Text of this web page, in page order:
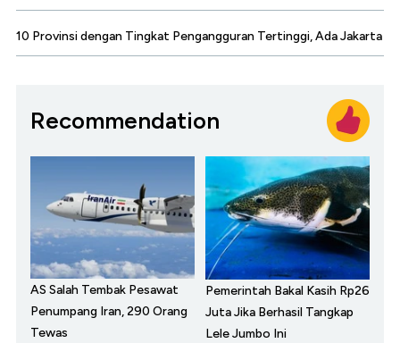
10 Provinsi dengan Tingkat Pengangguran Tertinggi, Ada Jakarta
Recommendation
AS Salah Tembak Pesawat
Penumpang Iran, 290 Orang
Tewas
Pemerintah Bakal Kasih Rp26
Juta Jika Berhasil Tangkap
Lele Jumbo Ini